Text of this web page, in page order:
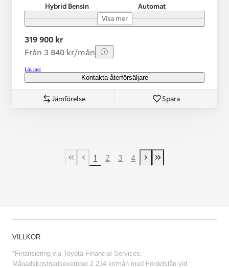
Hybrid Bensin
Automat
Visa mer
319 900 kr
Från 3 840 kr/mån
Läs mer
Kontakta återförsäljare
Jämförelse Spara
First Page
Previous page
1 2 3 4
Next page
Last Page
VILLKOR
*Finansiering via Toyota Financial Services:
Månadskostnadsexempel 2 234 kr/mån med Fördelslån vid